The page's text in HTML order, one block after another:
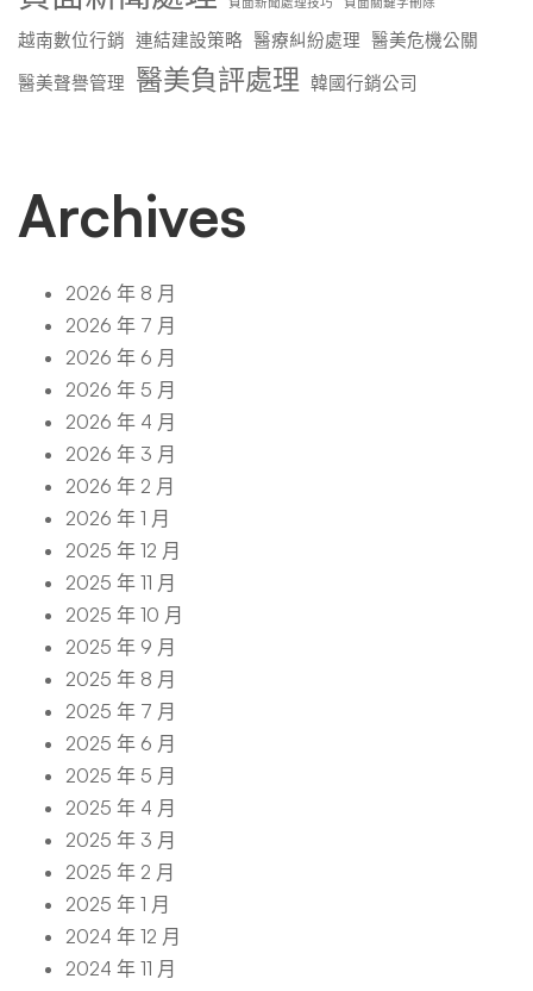
越南數位行銷 連結建設策略 醫療糾紛處理 醫美危機公關
醫美聲譽管理 醫美負評處理 韓國行銷公司
Archives
2026 年 8 月
2026 年 7 月
2026 年 6 月
2026 年 5 月
2026 年 4 月
2026 年 3 月
2026 年 2 月
2026 年 1 月
2025 年 12 月
2025 年 11 月
2025 年 10 月
2025 年 9 月
2025 年 8 月
2025 年 7 月
2025 年 6 月
2025 年 5 月
2025 年 4 月
2025 年 3 月
2025 年 2 月
2025 年 1 月
2024 年 12 月
2024 年 11 月